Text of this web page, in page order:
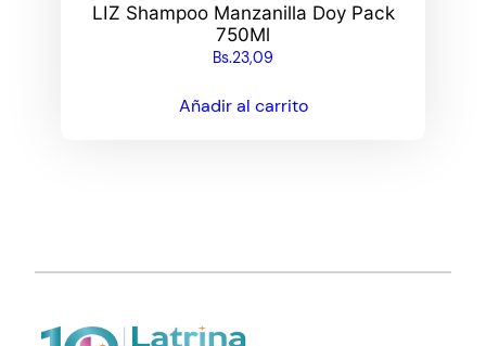
LIZ Shampoo Manzanilla Doy Pack
750Ml
Bs.23,09
Añadir al carrito